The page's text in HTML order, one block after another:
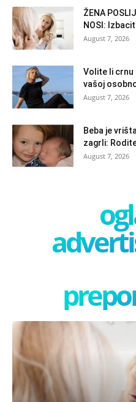
ŽENA
NOSI:
August 7, 2026
Volite li crnu
vašoj
August 7, 2026
Beba je
zagrli:
August 7, 2026